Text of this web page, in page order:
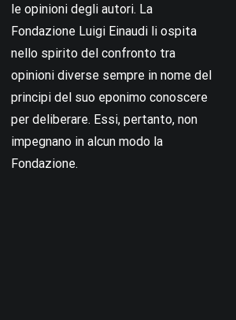
le opinioni degli autori. La
Fondazione Luigi Einaudi li ospita
nello spirito del confronto tra
opinioni diverse sempre in nome del
principi del suo eponimo conoscere
per deliberare. Essi, pertanto, non
impegnano in alcun modo la
Fondazione.